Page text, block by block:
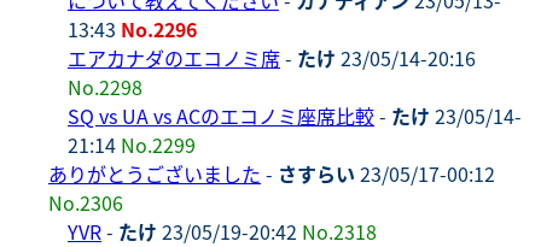
13:43 No.2296
エアカナダのエコノミ席- たけ 23/05/14-20:16
No.2298
SQ vs UA vs ACのエコノミ座席比較- たけ 23/05/14-
21:14 No.2299
ありがとうございました - さすらい 23/05/17-00:12
No.2306
YVR- たけ 23/05/19-20:42 No.2318